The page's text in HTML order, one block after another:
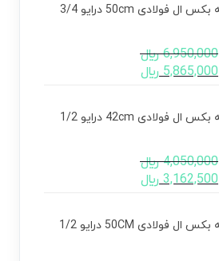
دسته بکس ال فولادی 50cm درایو 3/4
6,950,000 ﷼
5,865,000 ﷼
دسته بکس ال فولادی 42cm درایو 1/2
4,050,000 ﷼
3,162,500 ﷼
دسته بکس ال فولادی 50CM درایو 1/2